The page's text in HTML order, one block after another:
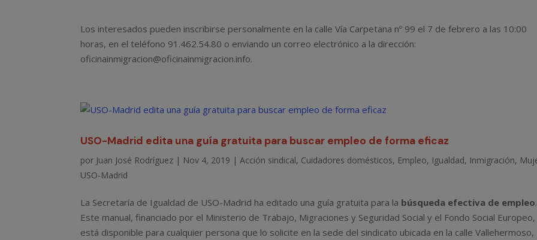
Los interesados pueden inscribirse personalmente en la calle Vía Carpetana nº 99 el 7 de febrero a las 10:00
horas, en el teléfono 91.462.54.80 o enviando un correo electrónico a la dirección:
oficinainmigracion@oficinainmigracion.info.
USO-Madrid edita una guía gratuita para buscar empleo de forma eficaz
por Juan José Rodríguez | Nov 4, 2019 |Acción sindical, Cuidadores domésticos, Empleo, Igualdad, Inmigración,
USO-Madrid
La Secretaría de Igualdad de USO-Madrid ha editado una guía gratuita para la búsqueda efectiva de empleo.
Este manual, financiado por el Ministerio de Trabajo, Migraciones y Seguridad Social y el Fondo Social Europeo,
está disponible para cualquier persona que lo solicite en la sede del sindicato ubicada en la calle Vallehermoso,